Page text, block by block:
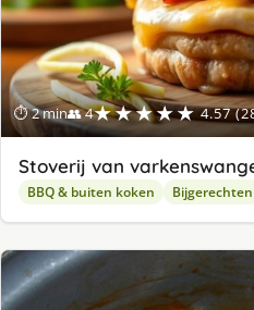
⏱ 2 min👥 4★★★★★ 4.57
Stoverij van
BBQ & buiten koken Bijgerechten